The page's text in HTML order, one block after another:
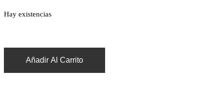
Hay existencias
Añadir Al Carrito